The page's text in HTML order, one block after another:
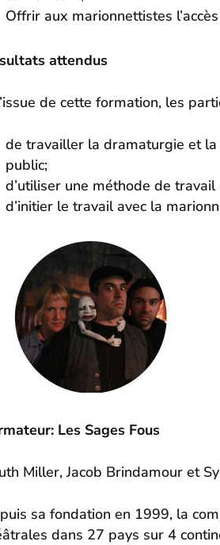
Offrir aux marionnettistes
attendus
de cette formation, les
de travailler la dramaturgie et la
public;
d’utiliser une méthode de
d’initier le travail avec la
Les Sages Fous
Miller, Jacob Brindamour et
sa fondation en 1999, la
dans 27 pays sur 4